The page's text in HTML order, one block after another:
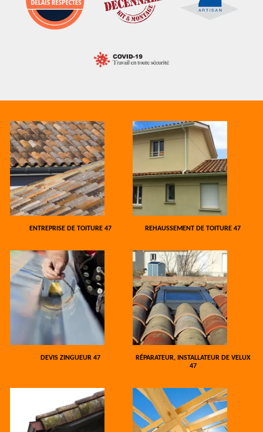
ENTREPRISE DE TOITURE 47 REHAUSSEMENT DE TOITURE 47
DEVIS ZINGUEUR 47
RÉPARATEUR, INSTALLATEUR DE VELUX
47